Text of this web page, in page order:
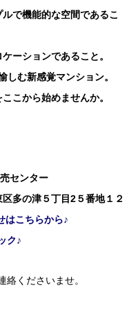
で機能的な空間であるこ
ーションであること。
しむ新感覚マンション。
こから始めませんか。
センター
多の津５丁目2５番地１２
はこちらから♪
ク♪
くださいませ。